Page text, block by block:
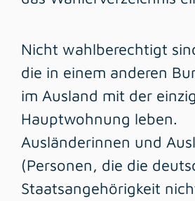
Nicht wahlberechtigt
die in einem anderen
im Ausland mit der
Hauptwohnung leben.
Ausländerinnen und
(Personen, die die
Staatsangehörigkeit